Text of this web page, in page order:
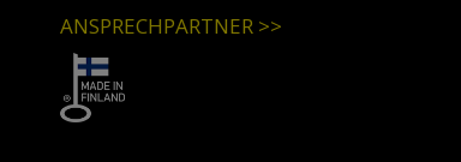
ANSPRECHPARTNER >>